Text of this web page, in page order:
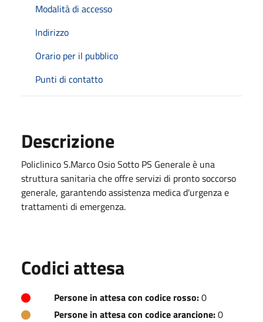
Modalità di accesso
Indirizzo
Orario per il pubblico
Punti di contatto
Descrizione
Policlinico S.Marco Osio Sotto PS Generale è una
struttura sanitaria che offre servizi di pronto soccorso
generale, garantendo assistenza medica d'urgenza e
trattamenti di emergenza.
Codici attesa
Persone in attesa con codice rosso:0
Persone in attesa con codice arancione:0